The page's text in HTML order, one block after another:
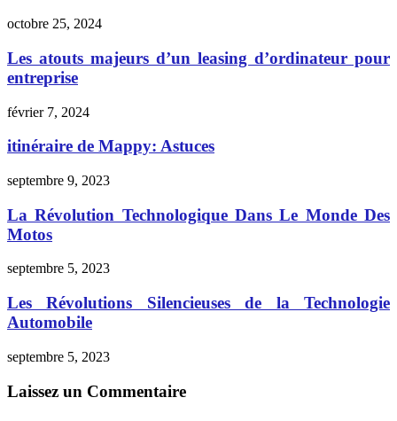
octobre 25, 2024
Les atouts majeurs d’un leasing d’ordinateur pour
entreprise
février 7, 2024
itinéraire de Mappy: Astuces
septembre 9, 2023
La Révolution Technologique Dans Le Monde Des
Motos
septembre 5, 2023
Les Révolutions Silencieuses de la Technologie
Automobile
septembre 5, 2023
Laissez un Commentaire